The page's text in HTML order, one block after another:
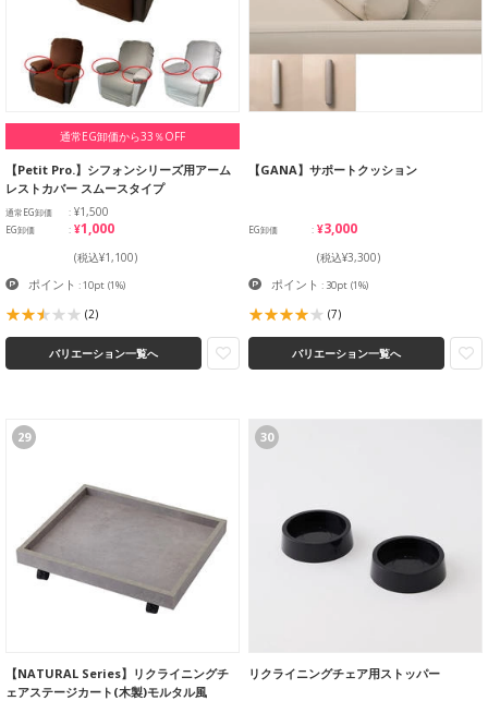
通常EG卸価から33％OFF
【Petit Pro.】シフォンシリーズ用アーム
レストカバー スムースタイプ
通常EG卸価 ¥1,500
EG卸価 ¥1,000
(税込¥1,100)
ポイント : 10pt (1%)
(2)
バリエーション一覧へ
【GANA】サポートクッション
EG卸価 ¥3,000
(税込¥3,300)
ポイント : 30pt (1%)
(7)
バリエーション一覧へ
29
【NATURAL Series】リクライニングチ
ェアステージカート(木製)モルタル風
30
リクライニングチェア用ストッパー